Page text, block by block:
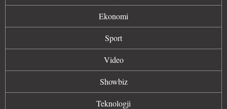
Ekonomi
Sport
Video
Showbiz
Teknologji